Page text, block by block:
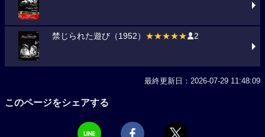
禁じられた遊び（1952） ★★★★★ 2
最終更新日：2026-07-29 11:48:09
このページをシェアする